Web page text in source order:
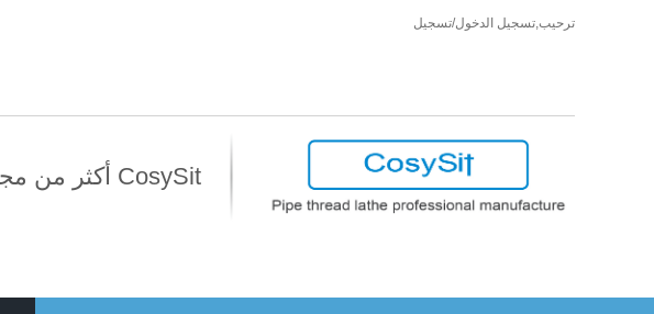
ترحيب,تسجيل الدخول/تسجيل
CosySit أكثر من مجرد كرسي. إنه سعى أعلى للحياة!